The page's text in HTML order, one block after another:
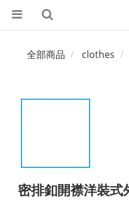
全部商品 clothes
密排釦開襟洋裝式